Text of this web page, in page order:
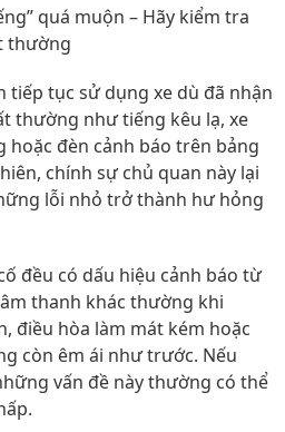
quá muộn – Hãy kiểm tra
thường
tiếp tục sử dụng xe dù đã nhận
thường như tiếng kêu lạ, xe
hoặc đèn cảnh báo trên bảng
chính sự chủ quan này lại
lỗi nhỏ trở thành hư hỏng
đều có dấu hiệu cảnh báo từ
thanh khác thường khi
điều hòa làm mát kém hoặc
còn êm ái như trước. Nếu
vấn đề này thường có thể